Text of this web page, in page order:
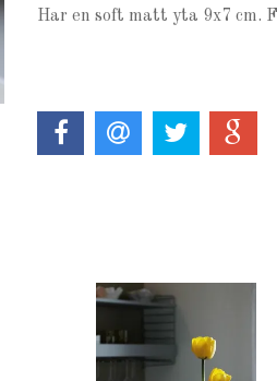
Har en soft matt yta 9x7 cm.